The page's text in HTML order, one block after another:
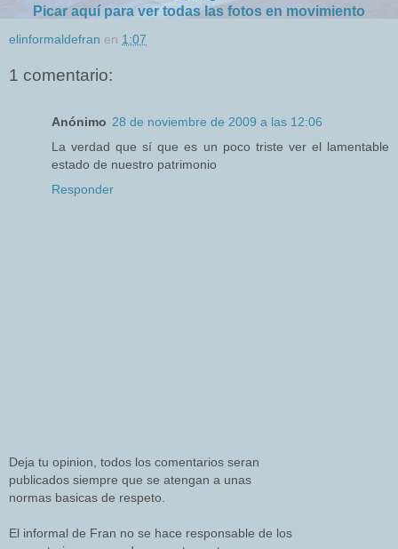
Picar aquí para ver todas las fotos en movimiento
elinformaldefran en 1:07
1 comentario:
Anónimo 28 de noviembre de 2009 a las 12:06
La verdad que sí que es un poco triste ver el lamentable
estado de nuestro patrimonio
Responder
Deja tu opinion, todos los comentarios seran
publicados siempre que se atengan a unas
normas basicas de respeto.
El informal de Fran no se hace responsable de los